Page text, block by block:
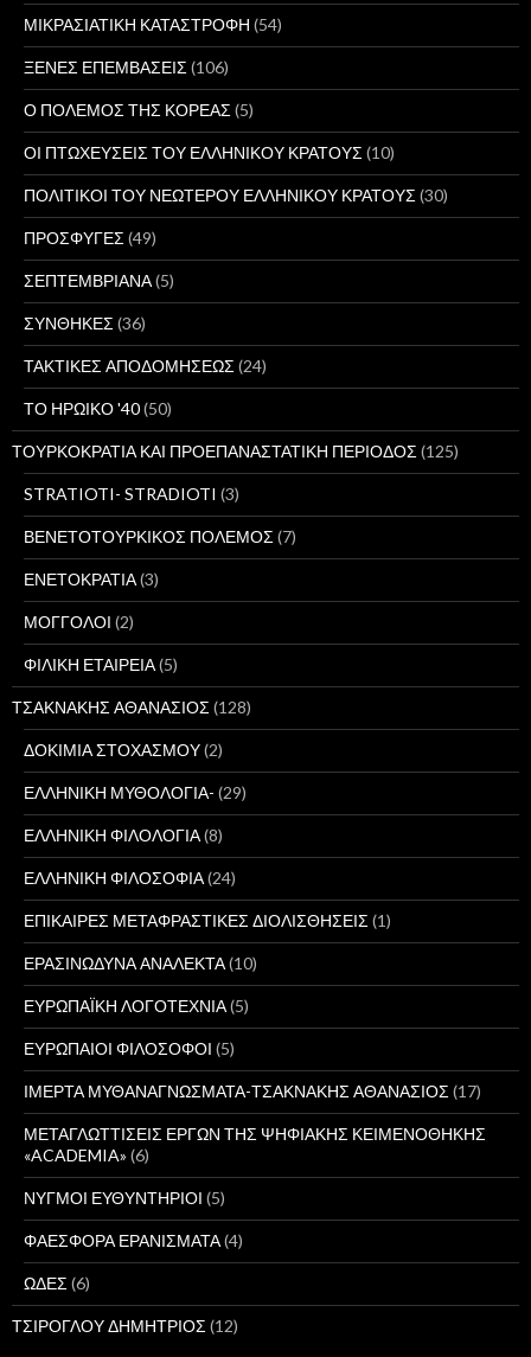
ΜΙΚΡΑΣΙΑΤΙΚΗ ΚΑΤΑΣΤΡΟΦΗ (54)
ΞΕΝΕΣ ΕΠΕΜΒΑΣΕΙΣ (106)
Ο ΠΟΛΕΜΟΣ ΤΗΣ ΚΟΡΕΑΣ (5)
ΟΙ ΠΤΩΧΕΥΣΕΙΣ ΤΟΥ ΕΛΛΗΝΙΚΟΥ ΚΡΑΤΟΥΣ (10)
ΠΟΛΙΤΙΚΟΙ ΤΟΥ ΝΕΩΤΕΡΟΥ ΕΛΛΗΝΙΚΟΥ ΚΡΑΤΟΥΣ (30)
ΠΡΟΣΦΥΓΕΣ (49)
ΣΕΠΤΕΜΒΡΙΑΝΑ(5)
ΣΥΝΘΗΚΕΣ (36)
ΤΑΚΤΙΚΕΣ ΑΠΟΔΟΜΗΣΕΩΣ (24)
ΤΟ ΗΡΩΙΚΟ '40(50)
ΤΟΥΡΚΟΚΡΑΤΙΑ ΚΑΙ ΠΡΟΕΠΑΝΑΣΤΑΤΙΚΗ ΠΕΡΙΟΔΟΣ (125)
STRATIOTI- STRADIOTI (3)
ΒΕΝΕΤΟΤΟΥΡΚΙΚΟΣ ΠΟΛΕΜΟΣ (7)
ΕΝΕΤΟΚΡΑΤΙΑ(3)
ΜΟΓΓΟΛΟΙ (2)
ΦΙΛΙΚΗ ΕΤΑΙΡΕΙΑ(5)
ΤΣΑΚΝΑΚΗΣ ΑΘΑΝΑΣΙΟΣ (128)
ΔΟΚΙΜΙΑ ΣΤΟΧΑΣΜΟΥ(2)
ΕΛΛΗΝΙΚΗ ΜΥΘΟΛΟΓΙΑ- (29)
ΕΛΛΗΝΙΚΗ ΦΙΛΟΛΟΓΙΑ(8)
ΕΛΛΗΝΙΚΗ ΦΙΛΟΣΟΦΙΑ(24)
ΕΠΙΚΑΙΡΕΣ ΜΕΤΑΦΡΑΣΤΙΚΕΣ ΔΙΟΛΙΣΘΗΣΕΙΣ (1)
ΕΡΑΣΙΝΩΔΥΝΑ ΑΝΑΛΕΚΤΑ(10)
ΕΥΡΩΠΑΪΚΗ ΛΟΓΟΤΕΧΝΙΑ(5)
ΕΥΡΩΠΑΙΟΙ ΦΙΛΟΣΟΦΟΙ (5)
ΙΜΕΡΤΑ ΜΥΘΑΝΑΓΝΩΣΜΑΤΑ-ΤΣΑΚΝΑΚΗΣ ΑΘΑΝΑΣΙΟΣ (17)
ΜΕΤΑΓΛΩΤΤΙΣΕΙΣ ΕΡΓΩΝ ΤΗΣ ΨΗΦΙΑΚΗΣ ΚΕΙΜΕΝΟΘΗΚΗΣ
«ACADEMIA» (6)
ΝΥΓΜΟΙ ΕΥΘΥΝΤΗΡΙΟΙ (5)
ΦΑΕΣΦΟΡΑ ΕΡΑΝΙΣΜΑΤΑ(4)
ΩΔΕΣ (6)
ΤΣΙΡΟΓΛΟΥ ΔΗΜΗΤΡΙΟΣ (12)